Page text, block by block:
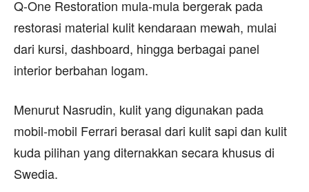
Q-One Restoration mula-mula bergerak pada
restorasi material kulit kendaraan mewah, mulai
dari kursi, dashboard, hingga berbagai panel
interior berbahan logam.
Menurut Nasrudin, kulit yang digunakan pada
mobil-mobil Ferrari berasal dari kulit sapi dan kulit
kuda pilihan yang diternakkan secara khusus di
Swedia.